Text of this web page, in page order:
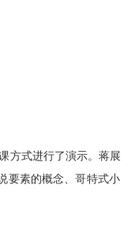
方式进行了演示。蒋展
要素的概念、哥特式小